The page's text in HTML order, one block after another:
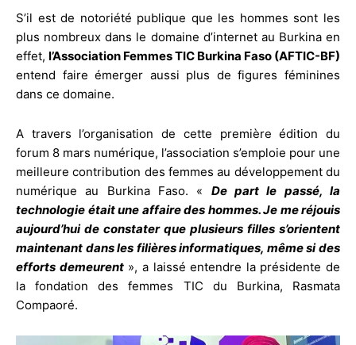
S’il est de notoriété publique que les hommes sont les
plus nombreux dans le domaine d’internet au Burkina en
effet, l’Association Femmes TIC Burkina Faso (AFTIC-BF)
entend faire émerger aussi plus de figures féminines
dans ce domaine.
A travers l’organisation de cette première édition du
forum 8 mars numérique, l’association s’emploie pour une
meilleure contribution des femmes au développement du
numérique au Burkina Faso. « De part le passé, la
technologie était une affaire des hommes. Je me réjouis
aujourd’hui de constater que plusieurs filles s’orientent
maintenant dans les filières informatiques, même si des
efforts demeurent», a laissé entendre la présidente de
la fondation des femmes TIC du Burkina, Rasmata
Compaoré.